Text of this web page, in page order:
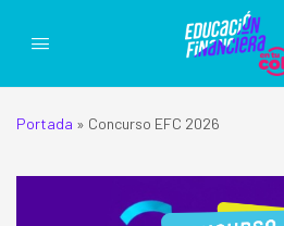
Portada » Concurso EFC 2026